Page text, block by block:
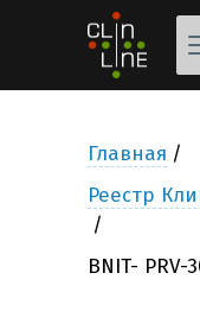
Главная
Реестр
BNIT- PRV-